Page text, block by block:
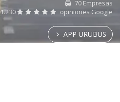
70 Empresas
1.230
opiniones Google
APP URUBUS